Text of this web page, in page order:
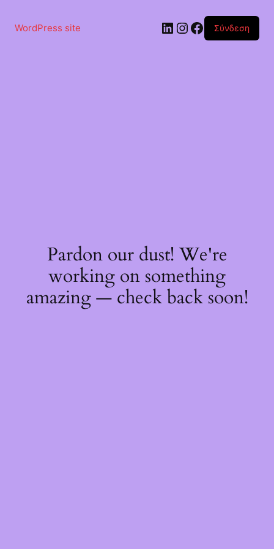
περιεχόμενο
WordPress site Linkedin
Instagram
Facebook
Σύνδεση
Pardon our dust! We're
working on something
amazing — check back soon!